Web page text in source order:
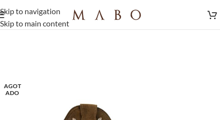
Skip to navigation
Skip to main content
AGOT
ADO